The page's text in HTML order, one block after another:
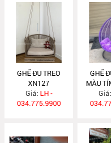
GHẾ ĐU TREO
XN127
Giá: LH -
034.775.9900
GHẾ
MÀU
Giá: